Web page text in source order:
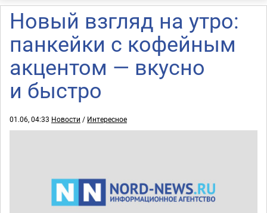
Новый взгляд на утро:
панкейки с кофейным
акцентом — вкусно
и быстро
01.06, 04:33 Новости / Интересное